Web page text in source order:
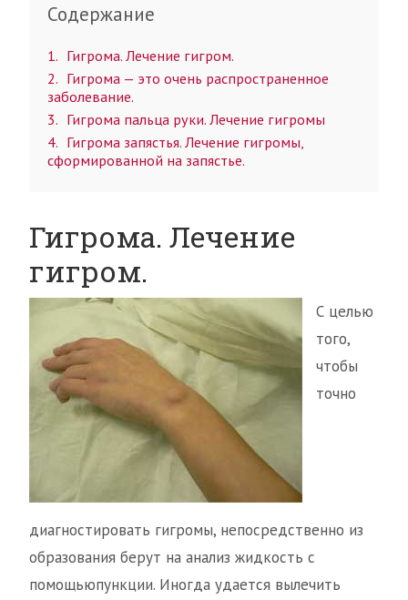
Содержание
1
Гигрома. Лечение гигром.
2
Гигрома — это очень распространенное
заболевание.
3
Гигрома пальца руки. Лечение гигромы
4
Гигрома запястья. Лечение гигромы,
сформированной на запястье.
Гигрома. Лечение
гигром.
С целью
того,
чтобы
точно
диагностировать гигромы, непосредственно из
образования берут на анализ жидкость с
помощьюпункции. Иногда удается вылечить